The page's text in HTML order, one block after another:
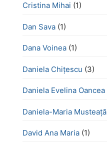
Cristina Mihai (1)
Dan Sava (1)
Dana Voinea (1)
Daniela Chițescu (3)
Daniela Evelina Oancea
Daniela-Maria Musteață
David Ana Maria (1)